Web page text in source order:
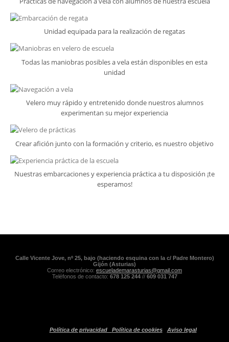
Unidad equipada para la realización de regatas
Todas las maniobras posibles a vela están disponibles en esta
unidad
Velero muy rápido y entretenido donde nuestros alumnos
experimentan su mejor experiencia
Crear afición junto con la formación y criterio, es nuestro objetivo
Nuestras embarcaciones y experiencia práctica a tu disposición ¡te
esperamos!
Calle Vicente Jove, nº 25, bajo (haciendo esquina con la c/ Padre Montero)
Gijón (Asturias)
Correo electrónico: escuelademarasturias@gmail.com
Teléfonos de contacto: 678 125 244// 609 031 747
Política de privacidad Política de cookies Aviso legal